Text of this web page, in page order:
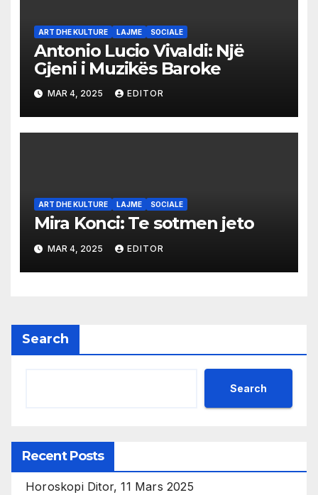
ART DHE KULTURE LAJME SOCIALE
Antonio Lucio Vivaldi: Një
Gjeni i Muzikës Baroke
MAR 4, 2025 EDITOR
ART DHE KULTURE LAJME SOCIALE
Mira Konci: Te sotmen jeto
MAR 4, 2025 EDITOR
Search
Search
Recent Posts
Horoskopi Ditor, 11 Mars 2025